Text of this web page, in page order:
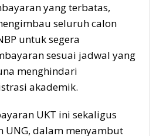
yang terbatas,
seluruh calon
untuk segera
sesuai jadwal yang
menghindari
akademik.
UKT ini sekaligus
UNG, dalam menyambut